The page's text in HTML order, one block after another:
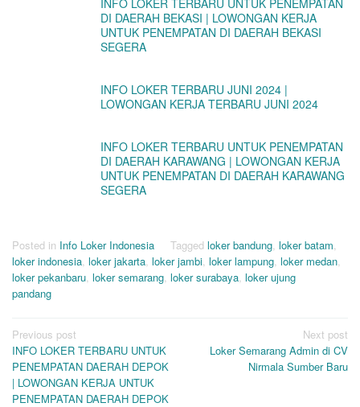
INFO LOKER TERBARU UNTUK PENEMPATAN
DI DAERAH BEKASI | LOWONGAN KERJA
UNTUK PENEMPATAN DI DAERAH BEKASI
SEGERA
INFO LOKER TERBARU JUNI 2024 |
LOWONGAN KERJA TERBARU JUNI 2024
INFO LOKER TERBARU UNTUK PENEMPATAN
DI DAERAH KARAWANG | LOWONGAN KERJA
UNTUK PENEMPATAN DI DAERAH KARAWANG
SEGERA
Posted in Info Loker Indonesia Tagged loker bandung, loker batam,
loker indonesia, loker jakarta, loker jambi, loker lampung, loker medan,
loker pekanbaru, loker semarang, loker surabaya, loker ujung
pandang
Post
navigation
Previous post
INFO LOKER TERBARU UNTUK
PENEMPATAN DAERAH DEPOK
| LOWONGAN KERJA UNTUK
PENEMPATAN DAERAH DEPOK
Next post
Loker Semarang Admin di CV
Nirmala Sumber Baru